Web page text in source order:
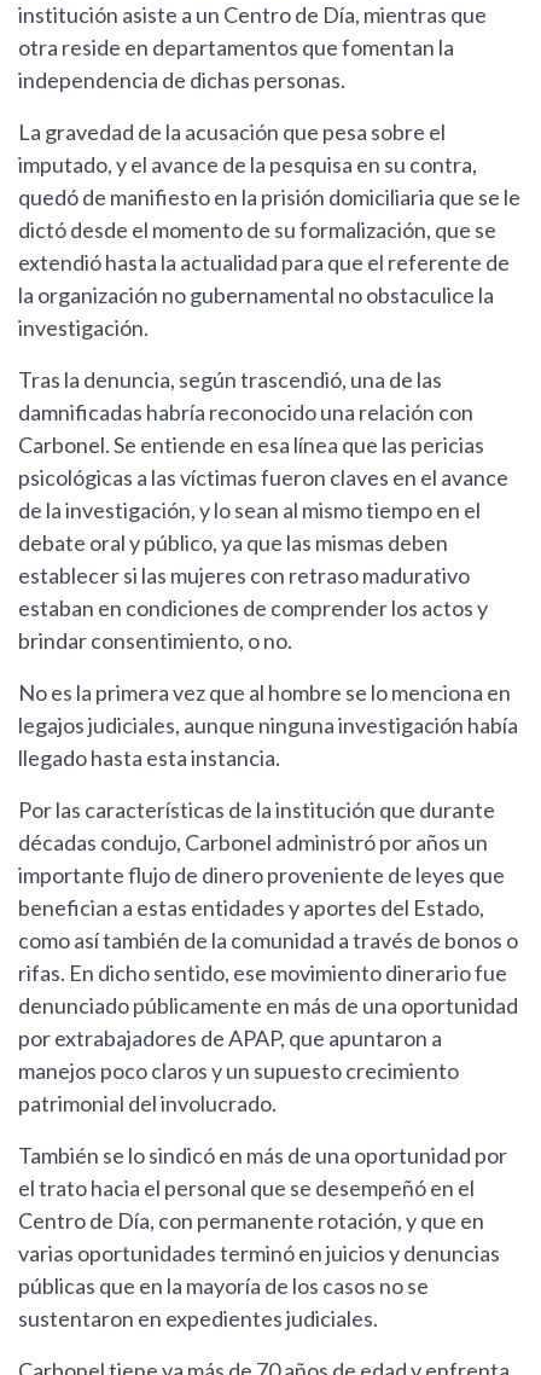
institución asiste a un Centro de Día, mientras que
otra reside en departamentos que fomentan la
independencia de dichas personas.
La gravedad de la acusación que pesa sobre el
imputado, y el avance de la pesquisa en su contra,
quedó de manifiesto en la prisión domiciliaria que se le
dictó desde el momento de su formalización, que se
extendió hasta la actualidad para que el referente de
la organización no gubernamental no obstaculice la
investigación.
Tras la denuncia, según trascendió, una de las
damnificadas habría reconocido una relación con
Carbonel. Se entiende en esa línea que las pericias
psicológicas a las víctimas fueron claves en el avance
de la investigación, y lo sean al mismo tiempo en el
debate oral y público, ya que las mismas deben
establecer si las mujeres con retraso madurativo
estaban en condiciones de comprender los actos y
brindar consentimiento, o no.
No es la primera vez que al hombre se lo menciona en
legajos judiciales, aunque ninguna investigación había
llegado hasta esta instancia.
Por las características de la institución que durante
décadas condujo, Carbonel administró por años un
importante flujo de dinero proveniente de leyes que
benefician a estas entidades y aportes del Estado,
como así también de la comunidad a través de bonos o
rifas. En dicho sentido, ese movimiento dinerario fue
denunciado públicamente en más de una oportunidad
por extrabajadores de APAP, que apuntaron a
manejos poco claros y un supuesto crecimiento
patrimonial del involucrado.
También se lo sindicó en más de una oportunidad por
el trato hacia el personal que se desempeñó en el
Centro de Día, con permanente rotación, y que en
varias oportunidades terminó en juicios y denuncias
públicas que en la mayoría de los casos no se
sustentaron en expedientes judiciales.